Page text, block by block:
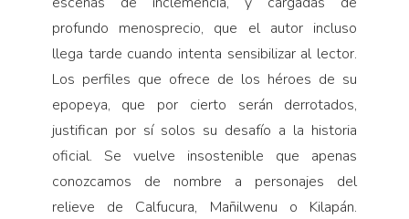
profundo menosprecio, que el autor incluso
llega tarde cuando intenta sensibilizar al lector.
Los perfiles que ofrece de los héroes de su
epopeya, que por cierto serán derrotados,
justifican por sí solos su desafío a la historia
oficial. Se vuelve insostenible que apenas
conozcamos de nombre a personajes del
relieve de Calfucura, Mañilwenu o Kilapán.